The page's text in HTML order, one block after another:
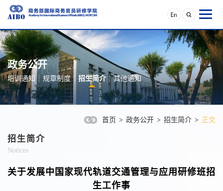
政务公开
培训通知 规章制度 招生简介 其他通知
首页 > 政务公开 > 招生简介 > 正文
招生简介
Notices
关于发展中国家现代轨道交通管理与应用研修班招
生工作事